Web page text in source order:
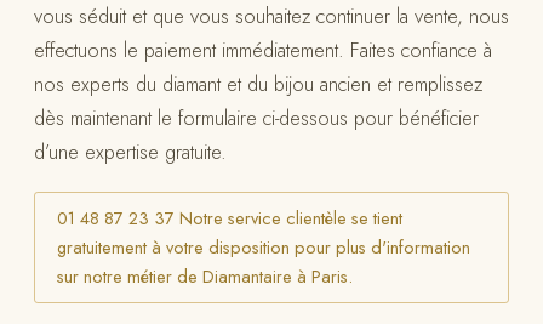
vous séduit et que vous souhaitez continuer la vente, nous
effectuons le paiement immédiatement. Faites confiance à
nos experts du diamant et du bijou ancien et remplissez
dès maintenant le formulaire ci-dessous pour bénéficier
d’une expertise gratuite.
01 48 87 23 37 Notre service clientèle se tient
gratuitement à votre disposition pour plus d'information
sur notre métier de Diamantaire à Paris.